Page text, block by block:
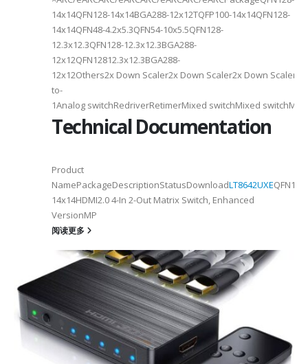
Cable30cm60cmUSB Cable3m4mPackageQFN12-
OTG 2.0 and BC 1.2USB 2.0, OTG 2.0 and BC 1.2Signal SupportHS,
14x14QFN128-14x14BGA288-12x12TQFP100-14x14QFN128-
14x14QFN48-4.2x5.3QFN54-10x5.5QFN128-
12.3x12.3QFN128-12.3x12.3BGA288-
12x12QFN12812.3x12.3BGA288-
12x12Others2x Down Scaler2x Down Scaler2x Down Scaler//
to-
1Analog switchRedriverRetimerMixed switchMixed
Technical Documentation
Product
NamePackageDescriptionStatusDownloadLT8642UXEQFN128-
14x14HDMI2.0 4-In 2-Out Matrix Switch, Enhanced
VersionMP
阅读更多